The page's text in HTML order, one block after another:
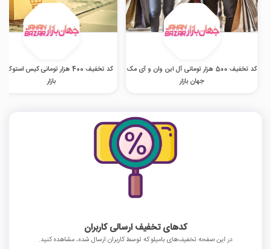
کد تخفیف 500 هزار تومانی آل این وان و آی مک
جهان بازار
کد تخفیف 400 هزار تومانی کیس
بازار
کدهای تخفیف ارسالی کاربران
در این صفحه تخفیف‌های بامیلو که توسط کاربران ارسال شده، مشاهده کنید.